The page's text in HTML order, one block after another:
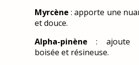
Myrcène : apporte une
et douce.
Alpha-pinène : ajoute
boisée et résineuse.